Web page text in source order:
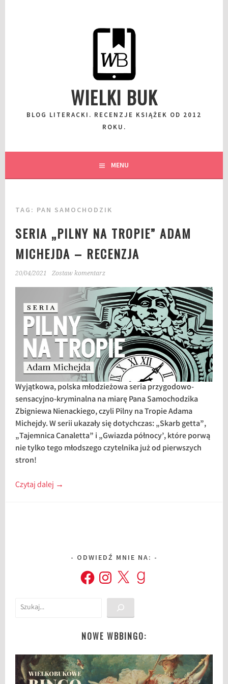
WIELKI BUK
BLOG LITERACKI. RECENZJE KSIĄŻEK OD 2012
ROKU.
MENU
TAG: PAN SAMOCHODZIK
SERIA „PILNY NA TROPIE” ADAM
MICHEJDA – RECENZJA
20/04/2021 Zostaw komentarz
Wyjątkowa, polska młodzieżowa seria przygodowo-
sensacyjno-kryminalna na miarę Pana Samochodzika
Zbigniewa Nienackiego, czyli Pilny na Tropie Adama
Michejdy. W serii ukazały się dotychczas: „Skarb getta”,
„Tajemnica Canaletta” i „Gwiazda północy’, które porwą
nie tylko tego młodszego czytelnika już od pierwszych
stron!
Czytaj dalej →
ODWIEDŹ MNIE NA:
FacebookInstagram
X Goodreads
Szukaj
NOWE WBBINGO: